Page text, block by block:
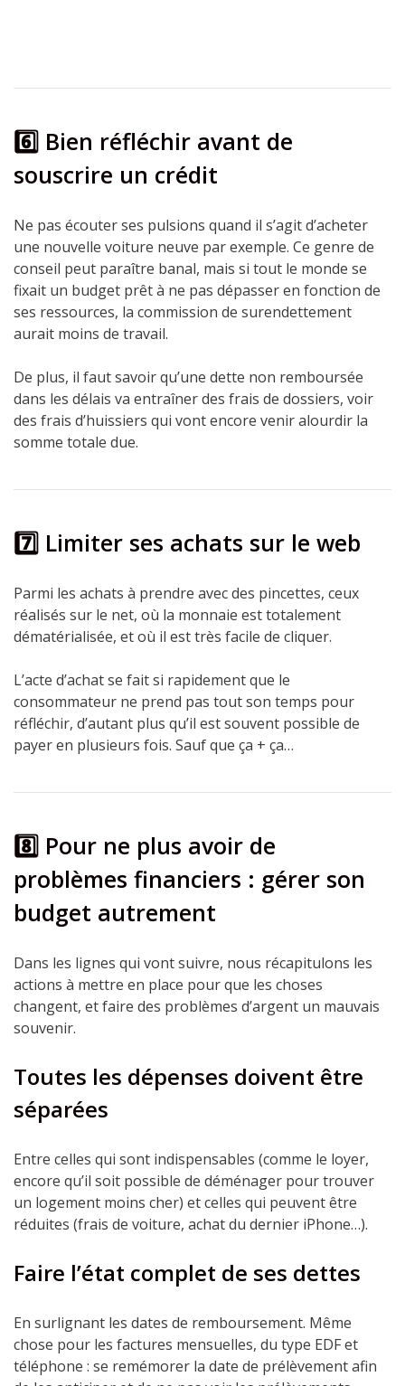
6️⃣ Bien réfléchir avant de
souscrire un crédit
Ne pas écouter ses pulsions quand il s’agit d’acheter
une nouvelle voiture neuve par exemple. Ce genre de
conseil peut paraître banal, mais si tout le monde se
fixait un budget prêt à ne pas dépasser en fonction de
ses ressources, la commission de surendettement
aurait moins de travail.
De plus, il faut savoir qu’une dette non remboursée
dans les délais va entraîner des frais de dossiers, voir
des frais d’huissiers qui vont encore venir alourdir la
somme totale due.
7️⃣ Limiter ses achats sur le web
Parmi les achats à prendre avec des pincettes, ceux
réalisés sur le net, où la monnaie est totalement
dématérialisée, et où il est très facile de cliquer.
L’acte d’achat se fait si rapidement que le
consommateur ne prend pas tout son temps pour
réfléchir, d’autant plus qu’il est souvent possible de
payer en plusieurs fois. Sauf que ça + ça…
8️⃣ Pour ne plus avoir de
problèmes financiers : gérer son
budget autrement
Dans les lignes qui vont suivre, nous récapitulons les
actions à mettre en place pour que les choses
changent, et faire des problèmes d’argent un mauvais
souvenir.
Toutes les dépenses doivent être
séparées
Entre celles qui sont indispensables (comme le loyer,
encore qu’il soit possible de déménager pour trouver
un logement moins cher) et celles qui peuvent être
réduites (frais de voiture, achat du dernier iPhone…).
Faire l’état complet de ses dettes
En surlignant les dates de remboursement. Même
chose pour les factures mensuelles, du type EDF et
téléphone : se remémorer la date de prélèvement afin